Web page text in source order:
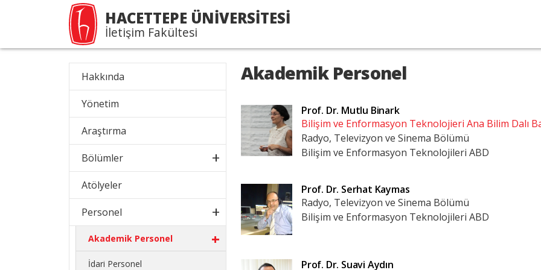
HACETTEPE ÜNİVERSİTESİ
İletişim Fakültesi
Hakkında
Yönetim
Araştırma
Bölümler
Atölyeler
Personel
Akademik Personel
İdari Personel
Akademik Personel
Prof. Dr. Mutlu Binark
Bilişim ve Enformasyon Teknolojieri Ana Bilim Dalı
Radyo, Televizyon ve Sinema Bölümü
Bilişim ve Enformasyon Teknolojileri ABD
Prof. Dr. Serhat Kaymas
Radyo, Televizyon ve Sinema Bölümü
Bilişim ve Enformasyon Teknolojileri ABD
Prof. Dr. Suavi Aydın